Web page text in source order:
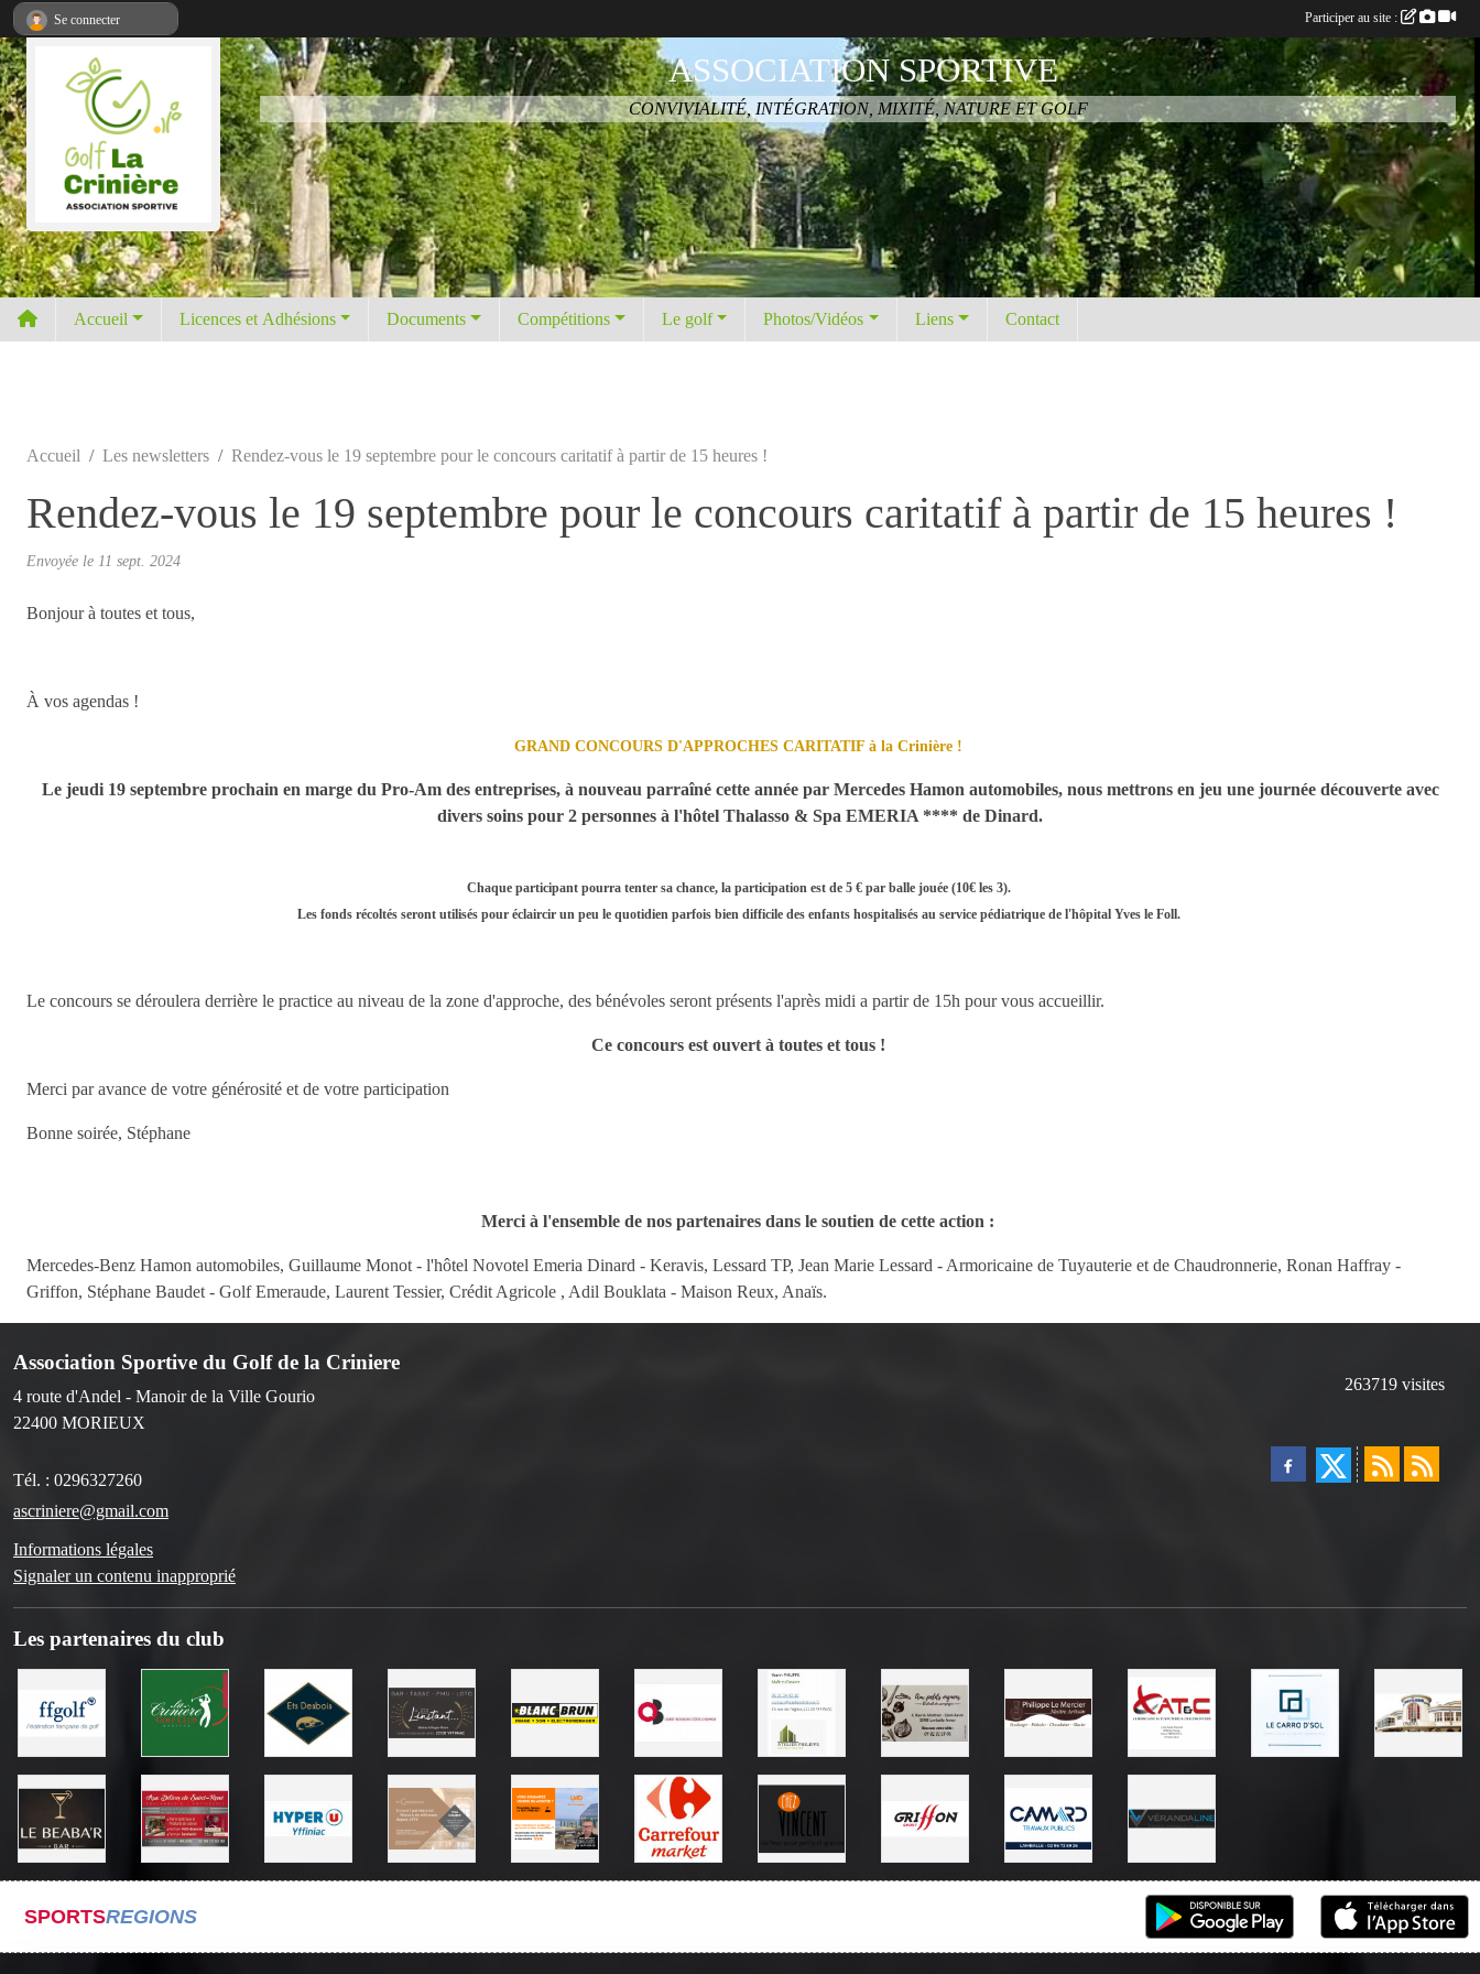
ASSOCIATION SPORTIVE
CONVIVIALITÉ, INTÉGRATION, MIXITÉ, NATURE ET GOLF
Accueil Licences et Adhésions Documents Compétitions Le golf Photos/Vidéos Liens Contact
Accueil Les newsletters Rendez-vous le 19 septembre pour le concours caritatif à partir de 15 heures !
Rendez-vous le 19 septembre pour le concours caritatif à partir de 15 heures !
Envoyée le 11 sept. 2024
Bonjour à toutes et tous,
À vos agendas !
GRAND CONCOURS D'APPROCHES CARITATIF à la Crinière !
Le jeudi 19 septembre prochain en marge du Pro-Am des entreprises, à nouveau parraîné cette année par Mercedes Hamon automobiles, nous mettrons en jeu une journée découverte avec
divers soins pour 2 personnes à l'hôtel Thalasso & Spa EMERIA **** de Dinard.
Chaque participant pourra tenter sa chance, la participation est de 5 € par balle jouée (10€ les 3).
Les fonds récoltés seront utilisés pour éclaircir un peu le quotidien parfois bien difficile des enfants hospitalisés au service pédiatrique de l'hôpital Yves le Foll.
Le concours se déroulera derrière le practice au niveau de la zone d'approche, des bénévoles seront présents l'après midi a partir de 15h pour vous accueillir.
Ce concours est ouvert à toutes et tous !
Merci par avance de votre générosité et de votre participation
Bonne soirée, Stéphane
Merci à l'ensemble de nos partenaires dans le soutien de cette action :
Mercedes-Benz Hamon automobiles, Guillaume Monot - l'hôtel Novotel Emeria Dinard - Keravis, Lessard TP, Jean Marie Lessard - Armoricaine de Tuyauterie et de Chaudronnerie, Ronan Haffray -
Griffon, Stéphane Baudet - Golf Emeraude, Laurent Tessier, Crédit Agricole , Adil Bouklata - Maison Reux, Anaïs.
Association Sportive du Golf de la Criniere
4 route d'Andel - Manoir de la Ville Gourio
22400 MORIEUX
Tél. : 0296327260
ascriniere@gmail.com
Informations légales
Signaler un contenu inapproprié
263719 visites
Les partenaires du club
SPORTSREGIONS
Se connecter Participer au site :
Panneau de gestion des cookies